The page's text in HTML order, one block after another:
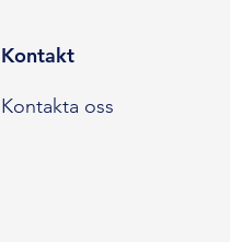
Kontakt
Kontakta oss